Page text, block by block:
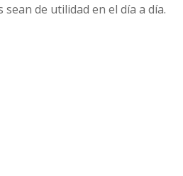
de utilidad en el día a día.